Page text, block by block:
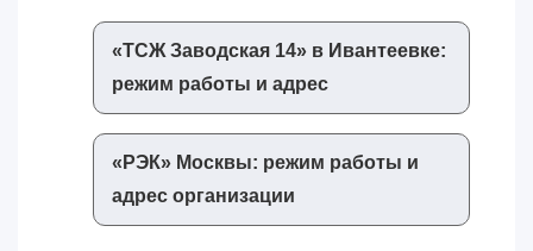
«‎ТСЖ Заводская 14»‎ в Ивантеевке:
режим работы и адрес
«‎РЭК»‎ Москвы: режим работы и
адрес организации